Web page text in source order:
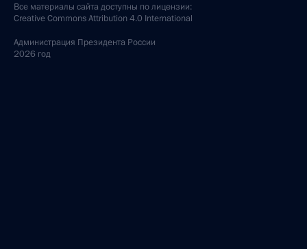
Все материалы сайта доступны по лицензии:
Creative Commons Attribution 4.0 International
Администрация Президента России
2026 год